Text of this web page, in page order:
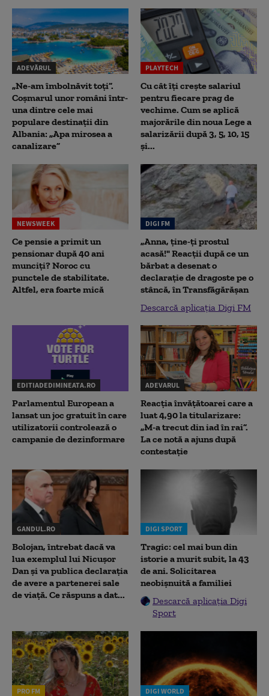
ADEVĂRUL
„Ne-am îmbolnăvit toți”.
Coșmarul unor români într-
una dintre cele mai
populare destinații din
Albania: „Apa mirosea a
canalizare”
PLAYTECH
Cu cât îți crește salariul
pentru fiecare prag de
vechime. Cum se aplică
majorările din noua Lege a
salarizării după 3, 5, 10, 15
și...
NEWSWEEK
Ce pensie a primit un
pensionar după 40 ani
munciți? Noroc cu
punctele de stabilitate.
Altfel, era foarte mică
DIGI FM
„Anna, ţine-ţi prostul
acasă!" Reacţii după ce un
bărbat a desenat o
declaraţie de dragoste pe o
stâncă, în Transfăgărăşan
Descarcă aplicația Digi FM
EDITIADEDIMINEATA.RO
Parlamentul European a
lansat un joc gratuit în care
utilizatorii controlează o
campanie de dezinformare
ADEVARUL
Reacția învățătoarei care a
luat 4,90 la titularizare:
„M-a trecut din iad în rai”.
La ce notă a ajuns după
contestație
GANDUL.RO
Bolojan, întrebat dacă va
lua exemplul lui Nicușor
Dan și va publica declarația
de avere a partenerei sale
de viață. Ce răspuns a dat...
DIGI SPORT
Tragic: cel mai bun din
istorie a murit subit, la 43
de ani. Solicitarea
neobișnuită a familiei
Descarcă aplicația Digi
Sport
PRO FM DIGI WORLD